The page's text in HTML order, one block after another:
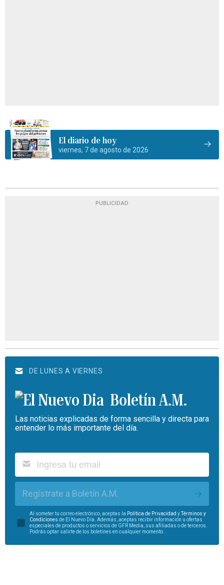
El diario de hoy
viernes, 7 de agosto de 2026
PUBLICIDAD
DE LUNES A VIERNES
Boletín A.M.
Las noticias explicadas de forma sencilla y directa para
entender lo más importante del día.
Regístrate a Boletín A.M.
Al someter tu correo electrónico, aceptas la Política de Privacidad yTérminos y
Condiciones de El Nuevo Día. Además, aceptas recibir información u ofertas
especiales de productos o servicios de GFR Media, sus afiliadas o de terceros.
Podrás optar salirte de los boletines en cualquier momento.